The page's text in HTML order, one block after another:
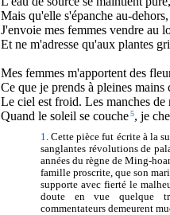
Mais qu'elle s'épanche au-
J'envoie mes femmes vendre au
Et ne m'adresse qu'aux plantes
Mes femmes m'apportent des
Ce que je prends à pleines mains
Le ciel est froid. Les manches de
Quand le soleil se couche5, je
1. Cette pièce fut écrite à la
sanglantes révolutions de
années du règne de Ming-
famille proscrite, que son
supporte avec fierté le
doute en vue quelque
commentateurs demeurent